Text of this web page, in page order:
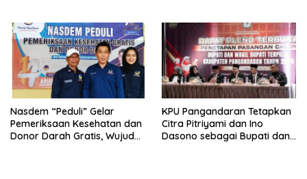
Surono Jadi Calon Ketua
DPD PDI Perjuangan!
Nasdem “Peduli” Gelar
Pemeriksaan Kesehatan dan
Donor Darah Gratis, Wujud
KPU Pangandaran Tetapkan
Citra Pitriyami dan Ino
Dasono sebagai Bupati dan